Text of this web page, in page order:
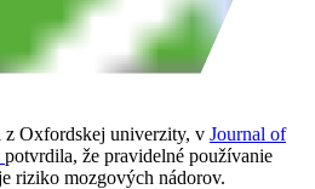
Oxfordskej univerzity, v Journal of
potvrdila, že pravidelné používanie
riziko mozgových nádorov.